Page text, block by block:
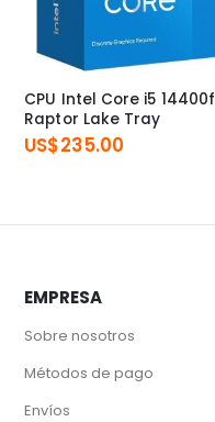
CPU Intel Core i5 14400f
Raptor Lake Tray
US$235.00
EMPRESA
Sobre nosotros
Métodos de pago
Envíos